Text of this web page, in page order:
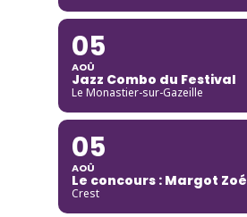
05
AOÛ
Jazz Combo du Festival
Le Monastier-sur-Gazeille
05
AOÛ
Le concours : Margot Zoé
Crest